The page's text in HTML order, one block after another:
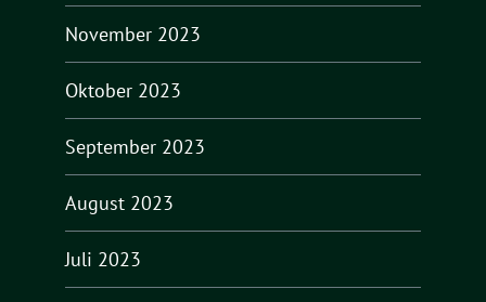
November 2023
Oktober 2023
September 2023
August 2023
Juli 2023